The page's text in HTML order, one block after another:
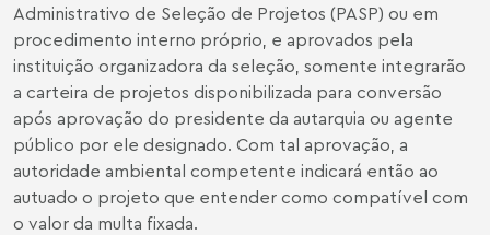
Administrativo de Seleção de Projetos (PASP) ou em
procedimento interno próprio, e aprovados pela
instituição organizadora da seleção, somente integrarão
a carteira de projetos disponibilizada para conversão
após aprovação do presidente da autarquia ou agente
público por ele designado. Com tal aprovação, a
autoridade ambiental competente indicará então ao
autuado o projeto que entender como compatível com
o valor da multa fixada.